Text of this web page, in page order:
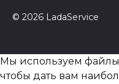
© 2026 LadaService
Мы используем
чтобы дать вам